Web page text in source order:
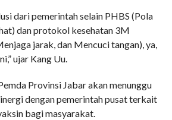
dari pemerintah selain PHBS (Pola
dan protokol kesehatan 3M
jarak, dan Mencuci tangan), ya,
ujar Kang Uu.
Provinsi Jabar akan menunggu
dengan pemerintah pusat terkait
bagi masyarakat.